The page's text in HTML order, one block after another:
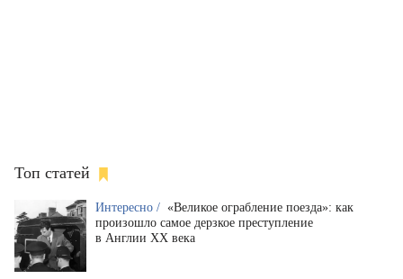
Топ статей
Интересно / «Великое ограбление поезда»: как
произошло самое дерзкое преступление
в Англии XX века